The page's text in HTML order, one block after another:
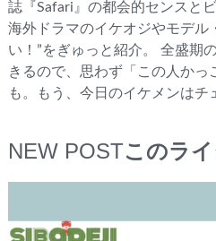
誌『Safari』の都会的センスと
海外ドラマのイケオジやモデル
い！”をぎゅっと紹介。 全盛期
きるので、思わず「この人かっ
も。もう、今日のイケメンはチ
NEW POSTこのラ